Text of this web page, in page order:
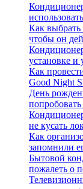
Как выбрать
чтобы он
установке и
Как
Good Night
День
не кусать
Как
запомнили
Бытовой
пожалеть о